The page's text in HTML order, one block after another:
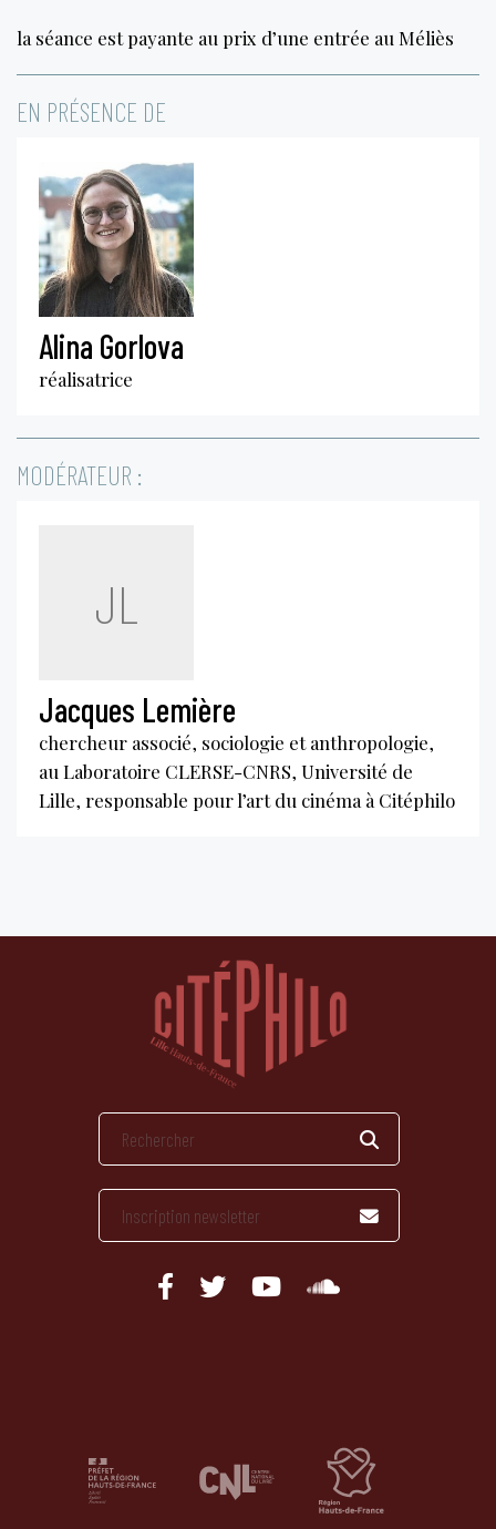
la séance est payante au prix d’une entrée au Méliès
EN PRÉSENCE DE
Alina Gorlova
réalisatrice
MODÉRATEUR :
JL
Jacques Lemière
chercheur associé, sociologie et anthropologie,
au Laboratoire CLERSE-CNRS, Université de
Lille, responsable pour l’art du cinéma à Citéphilo